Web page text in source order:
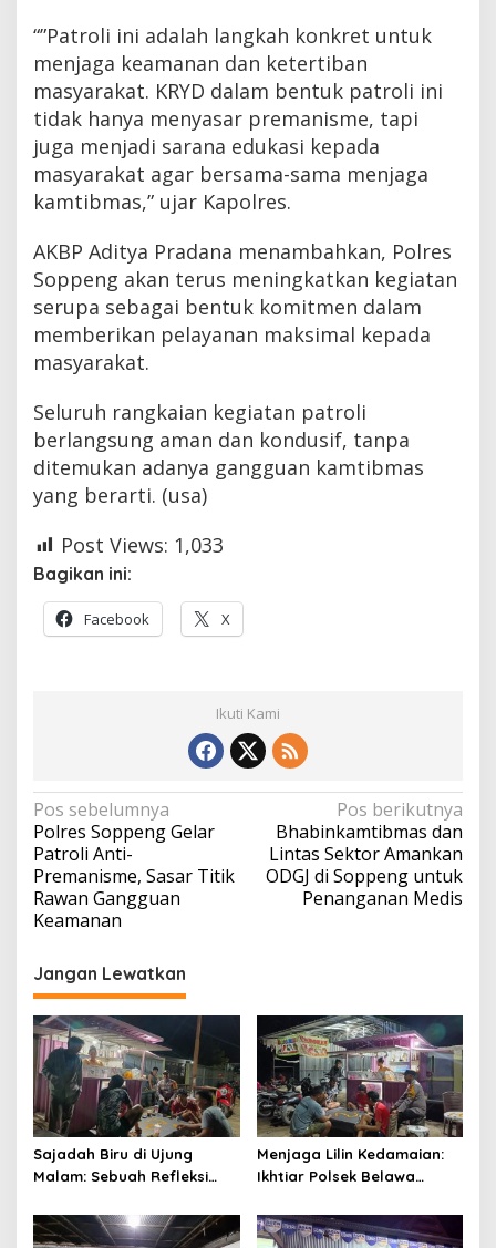
“”Patroli ini adalah langkah konkret untuk
menjaga keamanan dan ketertiban
masyarakat. KRYD dalam bentuk patroli ini
tidak hanya menyasar premanisme, tapi
juga menjadi sarana edukasi kepada
masyarakat agar bersama-sama menjaga
kamtibmas,” ujar Kapolres.
AKBP Aditya Pradana menambahkan, Polres
Soppeng akan terus meningkatkan kegiatan
serupa sebagai bentuk komitmen dalam
memberikan pelayanan maksimal kepada
masyarakat.
Seluruh rangkaian kegiatan patroli
berlangsung aman dan kondusif, tanpa
ditemukan adanya gangguan kamtibmas
yang berarti. (usa)
Post Views: 1,033
Bagikan ini:
Facebook X
Ikuti Kami
Navigasi
pos
Pos sebelumnya
Polres Soppeng Gelar
Patroli Anti-
Premanisme, Sasar Titik
Rawan Gangguan
Keamanan
Pos berikutnya
Bhabinkamtibmas dan
Lintas Sektor Amankan
ODGJ di Soppeng untuk
Penanganan Medis
Jangan Lewatkan
Sajadah Biru di Ujung
Malam: Sebuah Refleksi
Silaturahmi
Menjaga Lilin Kedamaian:
Ikhtiar Polsek Belawa
Ketenteraman Umat